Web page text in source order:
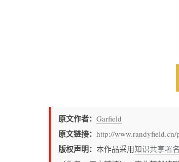
原文作者： Garfield
原文链接： http://
版权声明： 本作品采用知识共享署